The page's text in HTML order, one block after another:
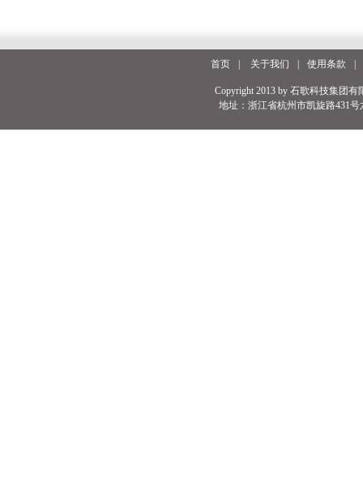
首页 关于我们 使用条款
Copyright 2013 by 石歌科技集团
地址：浙江省杭州市凯旋路431号